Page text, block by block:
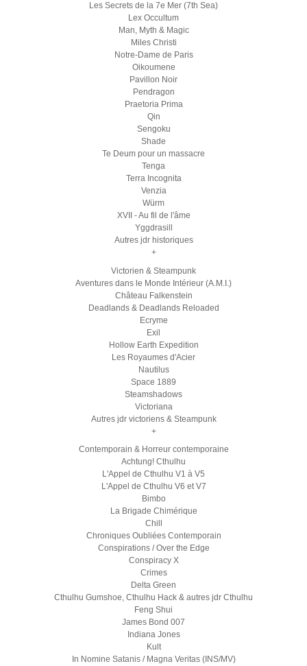
Les Secrets de la 7e Mer (7th Sea)
Lex Occultum
Man, Myth & Magic
Miles Christi
Notre-Dame de Paris
Oikoumene
Pavillon Noir
Pendragon
Praetoria Prima
Qin
Sengoku
Shade
Te Deum pour un massacre
Tenga
Terra Incognita
Venzia
Würm
XVII - Au fil de l'âme
Yggdrasill
Autres jdr historiques
+
Victorien & Steampunk
Aventures dans le Monde Intérieur (A.M.I.)
Château Falkenstein
Deadlands & Deadlands Reloaded
Ecryme
Exil
Hollow Earth Expedition
Les Royaumes d'Acier
Nautilus
Space 1889
Steamshadows
Victoriana
Autres jdr victoriens & Steampunk
+
Contemporain & Horreur contemporaine
Achtung! Cthulhu
L'Appel de Cthulhu V1 à V5
L'Appel de Cthulhu V6 et V7
Bimbo
La Brigade Chimérique
Chill
Chroniques Oubliées Contemporain
Conspirations / Over the Edge
Conspiracy X
Crimes
Delta Green
Cthulhu Gumshoe, Cthulhu Hack & autres jdr Cthulhu
Feng Shui
James Bond 007
Indiana Jones
Kult
In Nomine Satanis / Magna Veritas (INS/MV)